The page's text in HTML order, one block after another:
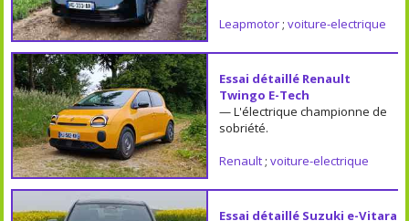
Leapmotor; voiture-electrique
Essai détaillé Renault
Twingo E-Tech
— L'électrique championne de
sobriété.
Renault; voiture-electrique
Essai détaillé Suzuki e-Vitara